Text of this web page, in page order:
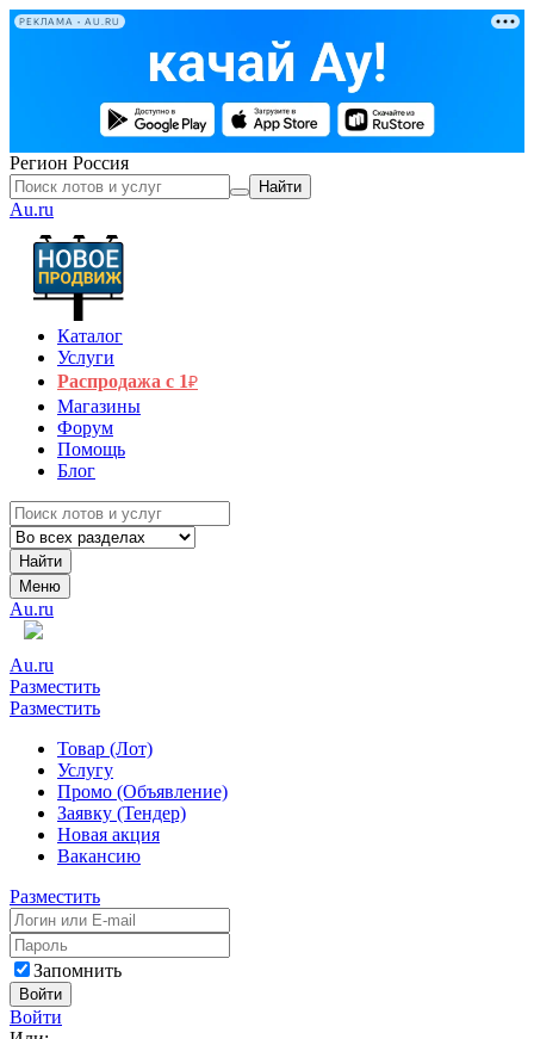
РЕКЛАМА • AU.RU
Регион Россия
Найти
Au.ru
Каталог
Услуги
Распродажа с 1₽
Магазины
Форум
Помощь
Блог
Найти
Меню
Au.ru
Au.ru
Разместить
Разместить
Товар (Лот)
Услугу
Промо (Объявление)
Заявку (Тендер)
Новая акция
Вакансию
Разместить
Запомнить
Войти
Войти